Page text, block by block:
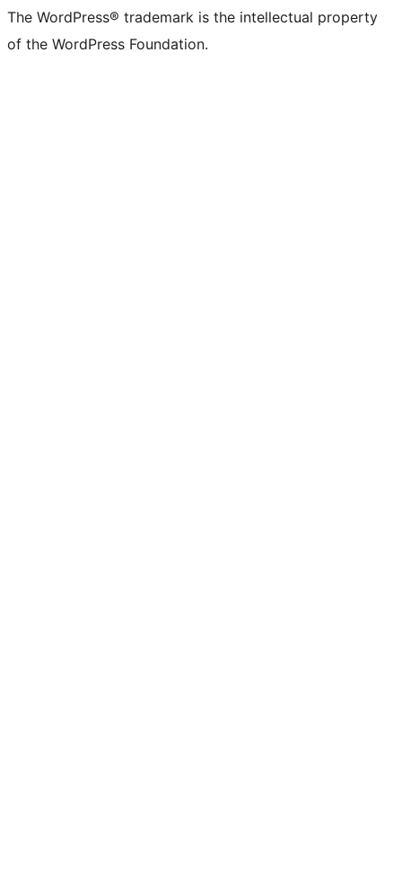
The WordPress® trademark is the intellectual property
of the WordPress Foundation.